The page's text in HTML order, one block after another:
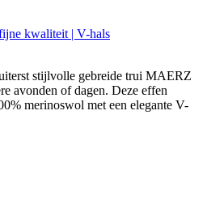
kwaliteit | V-hals
stijlvolle gebreide trui MAERZ
avonden of dagen. Deze effen
merinoswol met een elegante V-